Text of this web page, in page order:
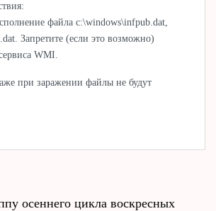
файла c:\windows\infpub.dat,
Запретите (если это возможно)
WMI.
при заражении файлы не будут
осеннего цикла воскресных